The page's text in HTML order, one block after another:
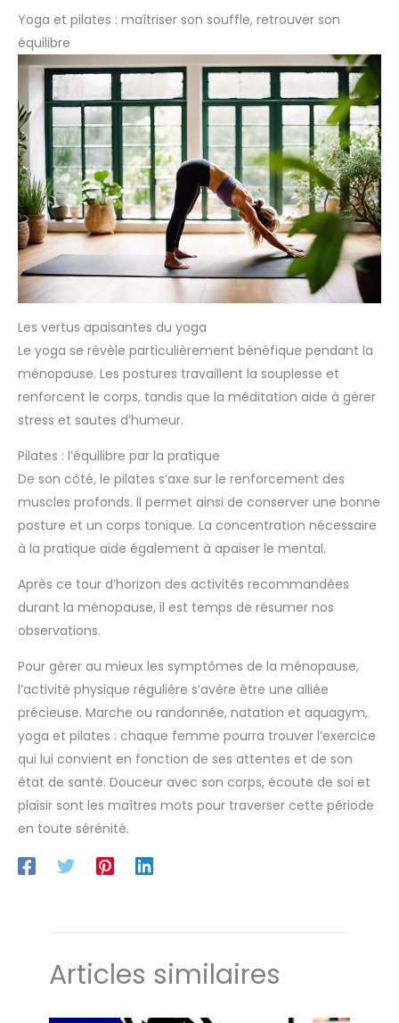
Yoga et pilates : maîtriser son souffle, retrouver son
équilibre
Les vertus apaisantes du yoga
Le yoga se révèle particulièrement bénéfique pendant la
ménopause. Les postures travaillent la souplesse et
renforcent le corps, tandis que la méditation aide à gérer
stress et sautes d’humeur.
Pilates : l’équilibre par la pratique
De son côté, le pilates s’axe sur le renforcement des
muscles profonds. Il permet ainsi de conserver une bonne
posture et un corps tonique. La concentration nécessaire
à la pratique aide également à apaiser le mental.
Après ce tour d’horizon des activités recommandées
durant la ménopause, il est temps de résumer nos
observations.
Pour gérer au mieux les symptômes de la ménopause,
l’activité physique régulière s’avère être une alliée
précieuse. Marche ou randonnée, natation et aquagym,
yoga et pilates : chaque femme pourra trouver l’exercice
qui lui convient en fonction de ses attentes et de son
état de santé. Douceur avec son corps, écoute de soi et
plaisir sont les maîtres mots pour traverser cette période
en toute sérénité.
Articles similaires